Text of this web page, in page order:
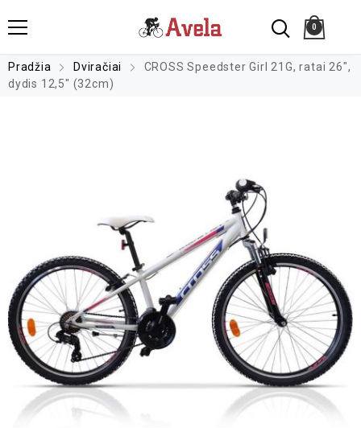
0
Pradžia Dviračiai
CROSS Speedster Girl 21G, ratai 26″,
dydis 12,5″ (32cm)